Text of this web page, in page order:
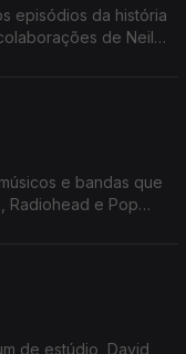
episódios da história
de Neil
e bandas que
Radiohead e Pop
de estúdio, David